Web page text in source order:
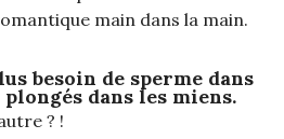
main dans la main.
besoin de sperme dans
plongés dans les miens.
? !